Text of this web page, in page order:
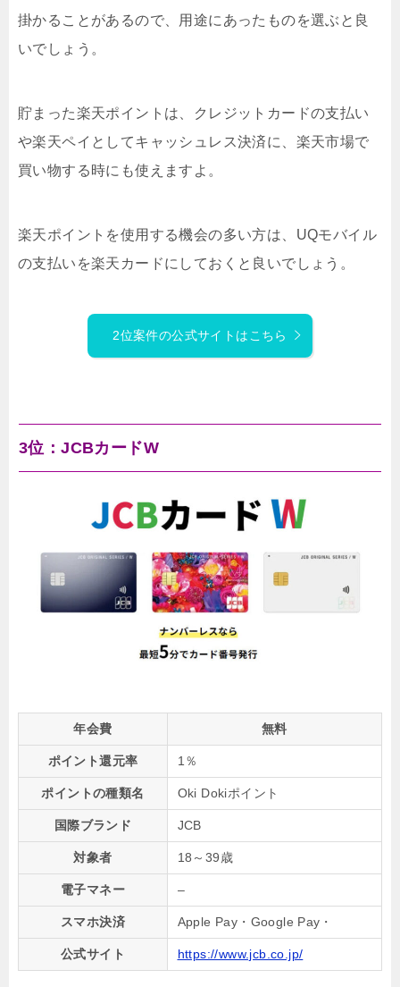
掛かることがあるので、用途にあったものを選ぶと良
いでしょう。
貯まった楽天ポイントは、クレジットカードの支払い
や楽天ペイとしてキャッシュレス決済に、楽天市場で
買い物する時にも使えますよ。
楽天ポイントを使用する機会の多い方は、UQモバイル
の支払いを楽天カードにしておくと良いでしょう。
2位案件の公式サイトはこちら
3位：JCBカードW
年会費 無料
ポイント還元率 1％
ポイントの種類名 Oki Dokiポイント
国際ブランド JCB
対象者 18～39歳
電子マネー –
スマホ決済 Apple Pay・Google Pay・
公式サイト https://www.jcb.co.jp/